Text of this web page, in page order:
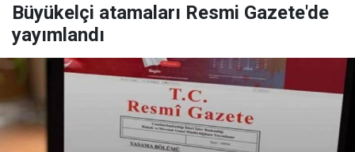
Büyükelçi atamaları Resmi Gazete'de
yayımlandı